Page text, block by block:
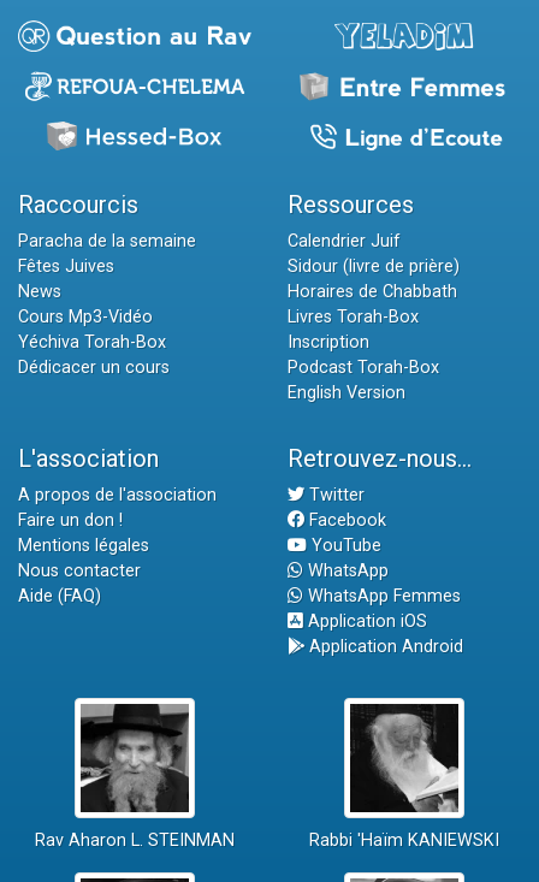
Raccourcis
Paracha de la semaine
Fêtes Juives
News
Cours Mp3-Vidéo
Yéchiva Torah-Box
Dédicacer un cours
Ressources
Calendrier Juif
Sidour (livre de prière)
Horaires de Chabbath
Livres Torah-Box
Inscription
Podcast Torah-Box
English Version
L'association
A propos de l'association
Faire un don !
Mentions légales
Nous contacter
Aide (FAQ)
Retrouvez-nous...
Twitter
Facebook
YouTube
WhatsApp
WhatsApp Femmes
Application iOS
Application Android
Rav Aharon L. STEINMAN Rabbi 'Haïm KANIEWSKI